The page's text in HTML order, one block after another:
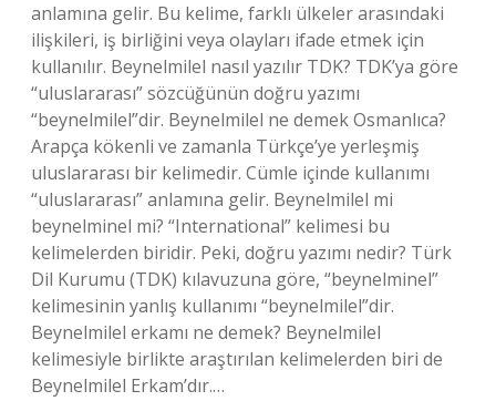
anlamına gelir. Bu kelime, farklı ülkeler arasındaki
ilişkileri, iş birliğini veya olayları ifade etmek için
kullanılır. Beynelmilel nasıl yazılır TDK? TDK’ya göre
“uluslararası” sözcüğünün doğru yazımı
“beynelmilel”dir. Beynelmilel ne demek Osmanlıca?
Arapça kökenli ve zamanla Türkçe’ye yerleşmiş
uluslararası bir kelimedir. Cümle içinde kullanımı
“uluslararası” anlamına gelir. Beynelmilel mi
beynelminel mi? “International” kelimesi bu
kelimelerden biridir. Peki, doğru yazımı nedir? Türk
Dil Kurumu (TDK) kılavuzuna göre, “beynelminel”
kelimesinin yanlış kullanımı “beynelmilel”dir.
Beynelmilel erkamı ne demek? Beynelmilel
kelimesiyle birlikte araştırılan kelimelerden biri de
Beynelmilel Erkam’dır.…